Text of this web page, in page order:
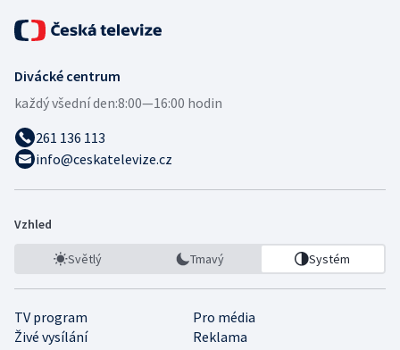
Divácké centrum
každý všední den:8:00—16:00 hodin
261 136 113
info@ceskatelevize.cz
Vzhled
Světlý Tmavý Systém
TV program
Pro média
Živé vysílání
Reklama